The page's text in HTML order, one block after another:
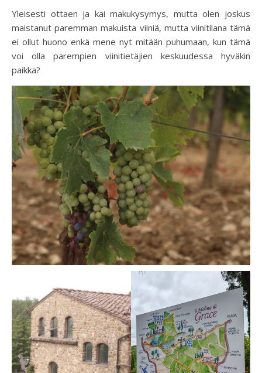
Yleisesti ottaen ja kai makukysymys, mutta olen joskus
maistanut paremman makuista viiniä, mutta viinitilana tämä
ei ollut huono enkä mene nyt mitään puhumaan, kun tämä
voi olla parempien viinitietäjien keskuudessa hyväkin
paikka?